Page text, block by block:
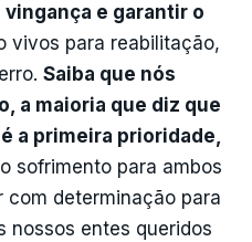
e garantir o
vivos para reabilitação,
Saiba que nós
a maioria que diz que
a primeira prioridade,
sofrimento para ambos
com determinação para
nossos entes queridos